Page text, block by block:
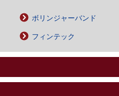
ボリンジャーバンド
フィンテック